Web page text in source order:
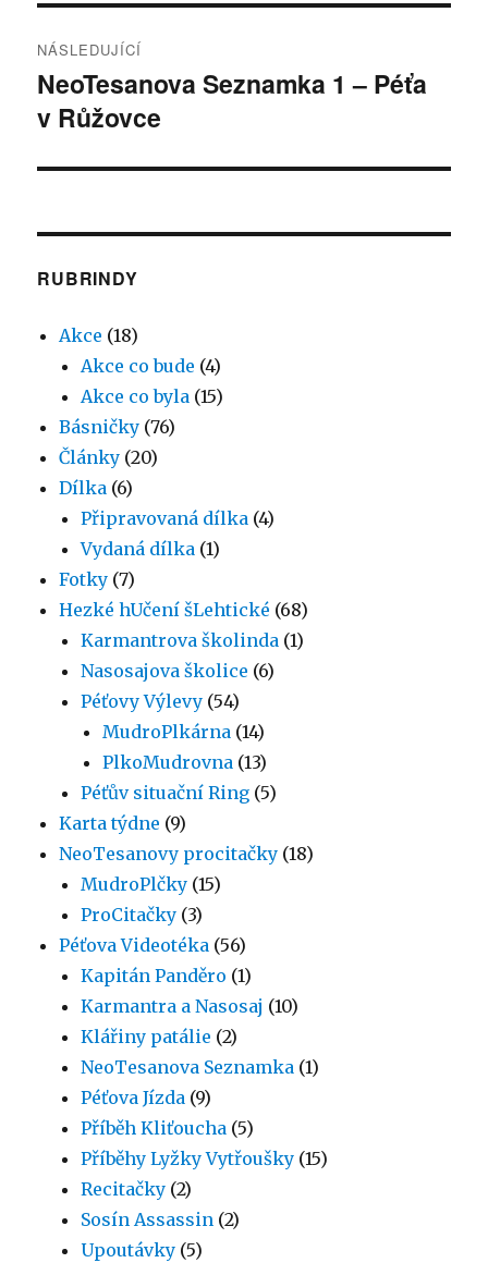
NÁSLEDUJÍCÍ
Následující
příspěvek:
NeoTesanova Seznamka 1 – Péťa
v Růžovce
RUBRINDY
Akce (18)
Akce co bude (4)
Akce co byla (15)
Básničky (76)
Články (20)
Dílka (6)
Připravovaná dílka (4)
Vydaná dílka (1)
Fotky (7)
Hezké hUčení šLehtické (68)
Karmantrova školinda (1)
Nasosajova školice (6)
Péťovy Výlevy (54)
MudroPlkárna (14)
PlkoMudrovna (13)
Péťův situační Ring (5)
Karta týdne (9)
NeoTesanovy procitačky (18)
MudroPlčky (15)
ProCitačky (3)
Péťova Videotéka (56)
Kapitán Panděro (1)
Karmantra a Nasosaj (10)
Klářiny patálie (2)
NeoTesanova Seznamka (1)
Péťova Jízda (9)
Příběh Kliťoucha (5)
Příběhy Lyžky Vytřoušky (15)
Recitačky (2)
Sosín Assassin (2)
Upoutávky (5)